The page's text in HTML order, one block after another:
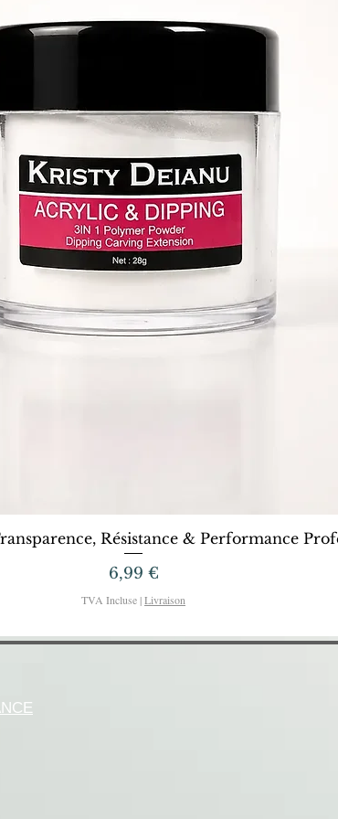
Aperçu rapide
Résistance & Performance
Prix
6,99 €
TVA Incluse |Livraison